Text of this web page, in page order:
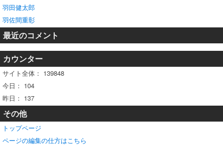
羽田健太郎
羽佐間重彰
最近のコメント
カウンター
サイト全体： 139848
今日： 104
昨日： 137
その他
トップページ
ページの編集の仕方はこちら